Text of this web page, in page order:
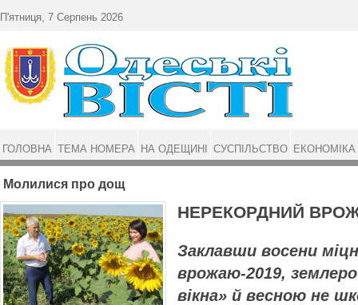
Молилися про дощ
НЕРЕКОРДНИЙ
Заклавши восени
врожаю-2019,
вікна» й весною не
П'ятниця, 7 Серпень 2026
ГОЛОВНА ТЕМА НОМЕРА НА ОДЕЩИНІ СУСПІЛЬСТВО ЕКОНОМІКА